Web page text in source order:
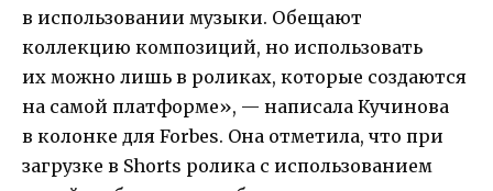
в использовании музыки. Обещают
коллекцию композиций, но использовать
их можно лишь в роликах, которые создаются
на самой платформе», — написала Кучинова
в колонке для Forbes. Она отметила, что при
загрузке в Shorts ролика с использованием